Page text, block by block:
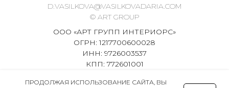
ПРОДОЛЖАЯ ИСПОЛЬЗОВАНИЕ САЙТА, ВЫ
D.VASILKOVA@VASILKOVADARIA.COM
© ART GROUP
ООО «АРТ ГРУПП ИНТЕРИОРС»
ОГРН: 1217700600028
ИНН: 9726003537
КПП: 772601001